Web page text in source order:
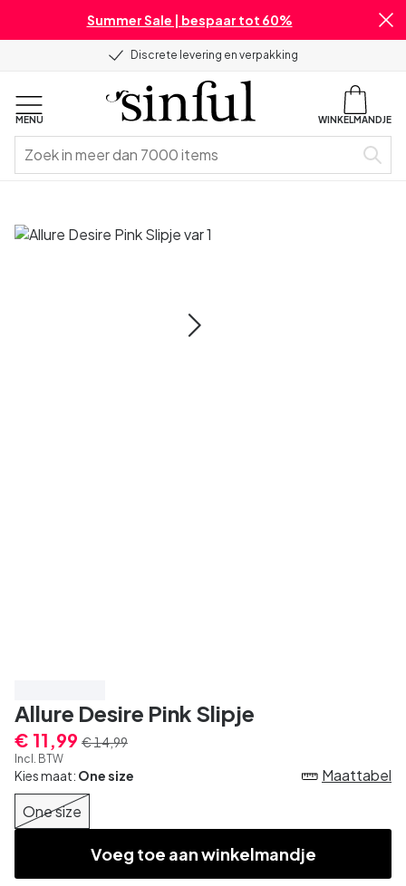
Summer Sale | bespaar tot 60%
Discrete levering en verpakking
MENU WINKELMANDJE
Allure Desire Pink Slipje
€ 11,99 € 14,99
Incl. BTW
Kies maat: One size
One size
Maattabel
Voeg toe aan winkelmandje